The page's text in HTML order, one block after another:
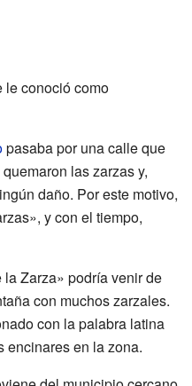
le conoció como
pasaba por una calle que
las zarzas y,
daño. Por este motivo,
y con el tiempo,
Zarza» podría venir de
con muchos zarzales.
con la palabra latina
encinares en la zona.